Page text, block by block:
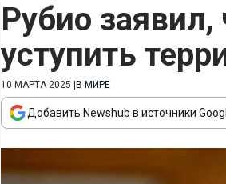
Рубио заявил,
уступить
10 МАРТА 2025 В МИРЕ
Добавить Newshub в источники